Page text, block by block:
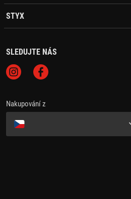
STYX
SLEDUJTE NÁS
Nakupování z